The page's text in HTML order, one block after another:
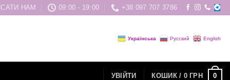
НАМ 09:00 - 19:00 +38 097 707 3786
Українська Русский English
УВІЙТИ КОШИК / 0 ГРН 0